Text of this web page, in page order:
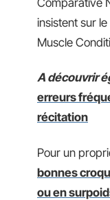
insistent sur
Muscle
A découvrir
erreurs
récitation
Pour un
bonnes
ou en